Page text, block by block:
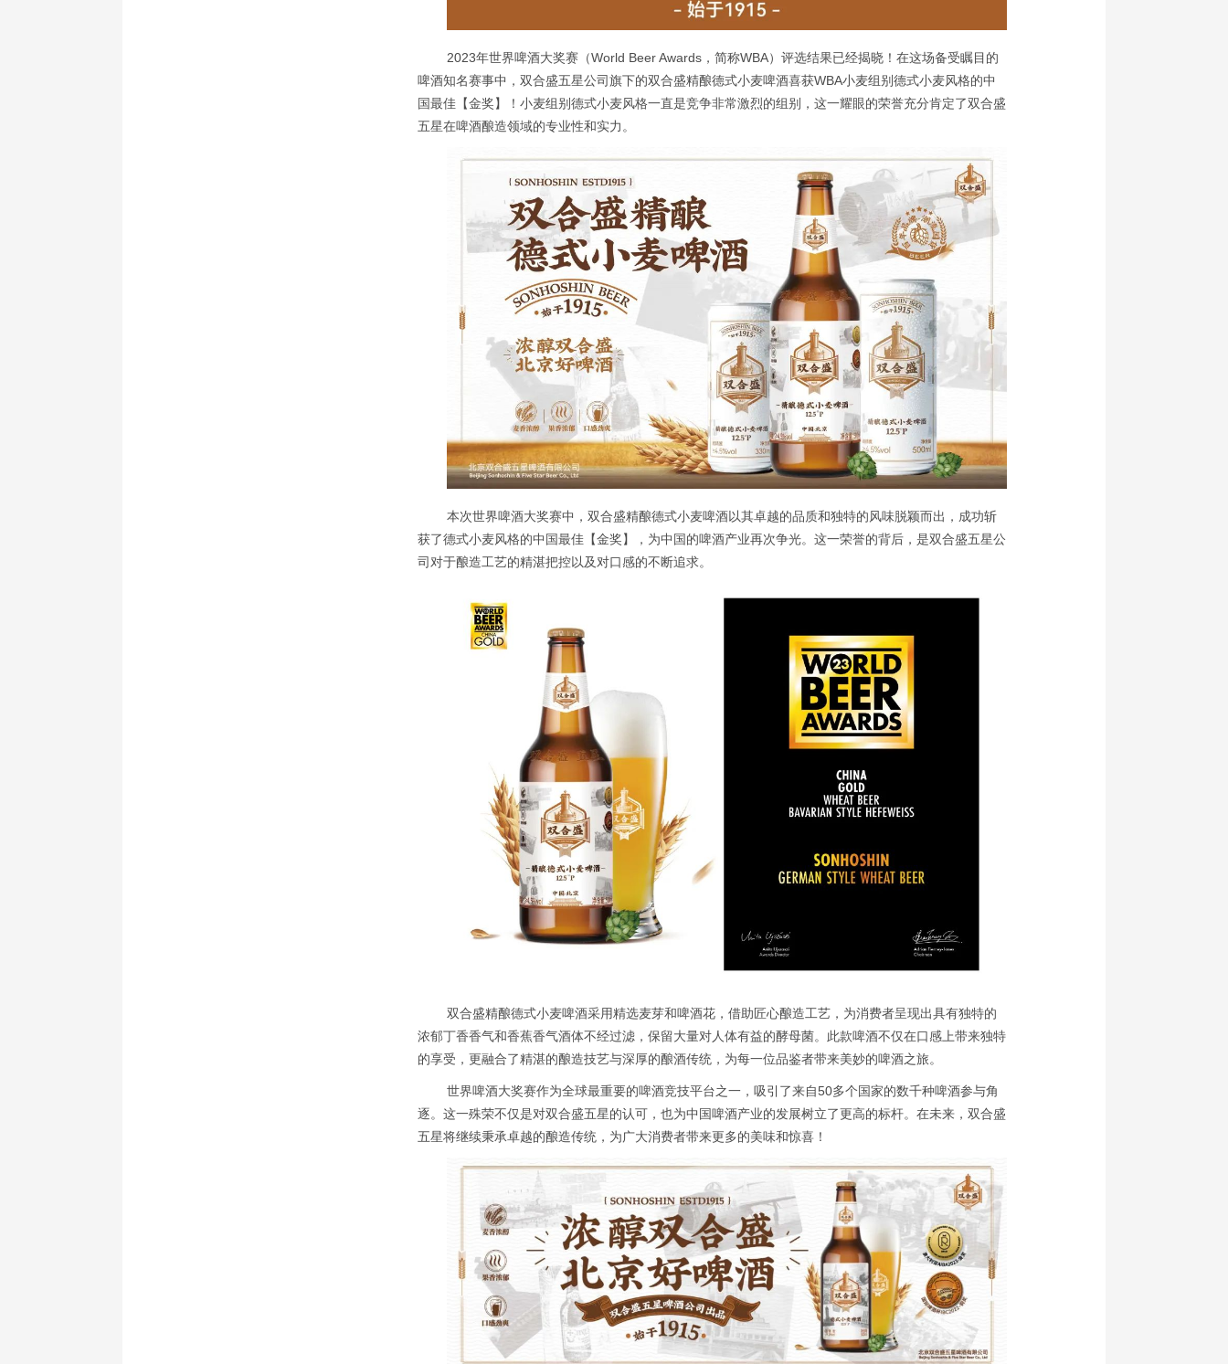
2023年世界啤酒大奖赛（World Beer Awards，简称WBA）评选结果已经揭晓！在这场备受瞩目的
啤酒知名赛事中，双合盛五星公司旗下的双合盛精酿德式小麦啤酒喜获WBA小麦组别德式小麦风格的中
国最佳【金奖】！小麦组别德式小麦风格一直是竞争非常激烈的组别，这一耀眼的荣誉充分肯定了双合盛
五星在啤酒酿造领域的专业性和实力。
本次世界啤酒大奖赛中，双合盛精酿德式小麦啤酒以其卓越的品质和独特的风味脱颖而出，成功斩
获了德式小麦风格的中国最佳【金奖】，为中国的啤酒产业再次争光。这一荣誉的背后，是双合盛五星公
司对于酿造工艺的精湛把控以及对口感的不断追求。
双合盛精酿德式小麦啤酒采用精选麦芽和啤酒花，借助匠心酿造工艺，为消费者呈现出具有独特的
浓郁丁香香气和香蕉香气酒体不经过滤，保留大量对人体有益的酵母菌。此款啤酒不仅在口感上带来独特
的享受，更融合了精湛的酿造技艺与深厚的酿酒传统，为每一位品鉴者带来美妙的啤酒之旅。
世界啤酒大奖赛作为全球最重要的啤酒竞技平台之一，吸引了来自50多个国家的数千种啤酒参与角
逐。这一殊荣不仅是对双合盛五星的认可，也为中国啤酒产业的发展树立了更高的标杆。在未来，双合盛
五星将继续秉承卓越的酿造传统，为广大消费者带来更多的美味和惊喜！